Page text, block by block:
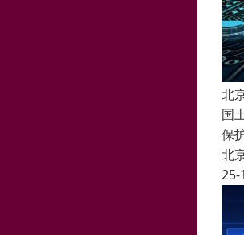
北
国
保
北
25-